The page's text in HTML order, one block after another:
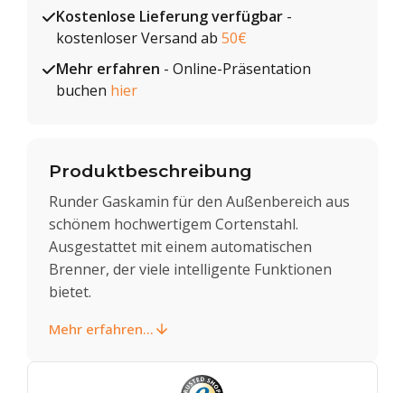
Kostenlose Lieferung verfügbar -
kostenloser Versand ab 50€
Mehr erfahren - Online-Präsentation
buchen hier
Produktbeschreibung
Runder Gaskamin für den Außenbereich aus
schönem hochwertigem Cortenstahl.
Ausgestattet mit einem automatischen
Brenner, der viele intelligente Funktionen
bietet.
Mehr erfahren...